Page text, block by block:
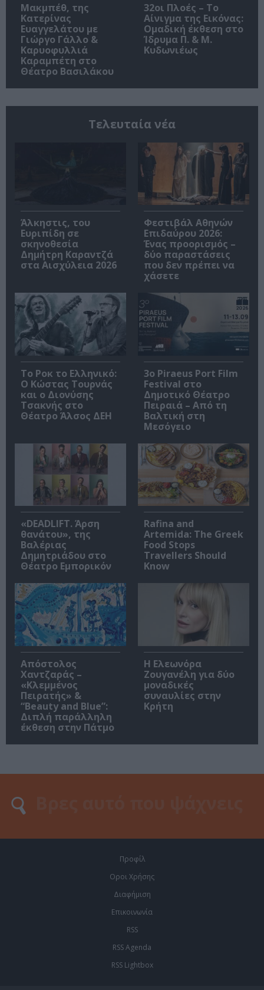
Μακμπέθ, της
Κατερίνας
Ευαγγελάτου με
Γιώργο Γάλλο &
Καρυοφυλλιά
Καραμπέτη στο
Θέατρο Βασιλάκου
32οι Πλοές – Το
Αίνιγμα της Εικόνας:
Ομαδική έκθεση στο
Ίδρυμα Π. & Μ.
Κυδωνιέως
Τελευταία νέα
Άλκηστις, του
Ευριπίδη σε
σκηνοθεσία
Δημήτρη Καραντζά
στα Αισχύλεια 2026
Φεστιβάλ Αθηνών
Επιδαύρου 2026:
Ένας προορισμός –
δύο παραστάσεις
που δεν πρέπει να
χάσετε
Το Ροκ το Ελληνικό:
Ο Κώστας Τουρνάς
και ο Διονύσης
Τσακνής στο
Θέατρο Άλσος ΔΕΗ
3o Piraeus Port Film
Festival στο
Δημοτικό Θέατρο
Πειραιά – Από τη
Βαλτική στη
Μεσόγειο
«DEADLIFT. Άρση
θανάτου», της
Βαλέριας
Δημητριάδου στο
Θέατρο Εμπορικόν
Rafina and
Artemida: The Greek
Food Stops
Travellers Should
Know
Απόστολος
Χαντζαράς –
«Κλεμμένος
Πειρατής» &
“Beauty and Blue”:
Διπλή παράλληλη
έκθεση στην Πάτμο
Η Ελεωνόρα
Ζουγανέλη για δύο
μοναδικές
συναυλίες στην
Κρήτη
Προφίλ
Οροι Χρήσης
Διαφήμιση
Επικοινωνία
RSS
RSS Agenda
RSS Lightbox